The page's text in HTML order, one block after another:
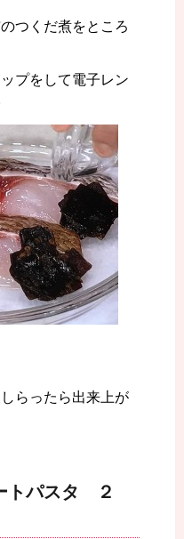
つくだ煮をところ
プをして電子レン
らったら出来上が
トパスタ ２